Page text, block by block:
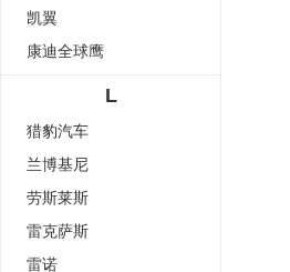
凯翼
康迪全球鹰
L
猎豹汽车
兰博基尼
劳斯莱斯
雷克萨斯
雷诺